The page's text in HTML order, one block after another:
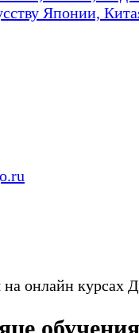
Японии,
онлайн курсах